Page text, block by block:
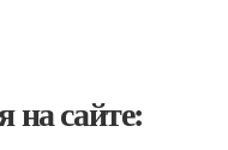
на сайте: